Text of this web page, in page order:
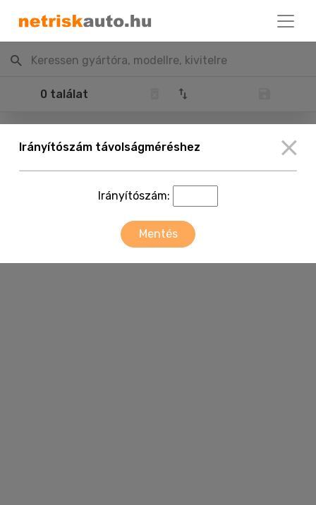
Keressen gyártóra, modellre, kivitelre
0 találat
Irányítószám távolságméréshez
Irányítószám:
Mentés